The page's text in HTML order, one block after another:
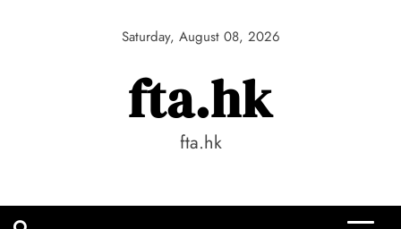
Saturday, August 08, 2026
fta.hk
fta.hk